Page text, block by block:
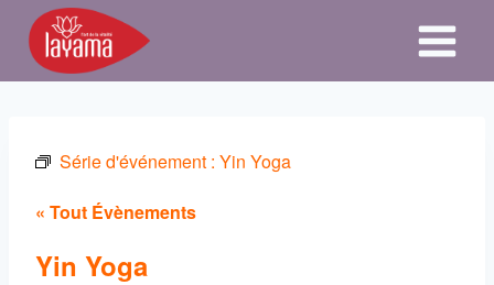
Aller
contenu
Série d'événement : Yin Yoga
« Tout Évènements
Yin Yoga